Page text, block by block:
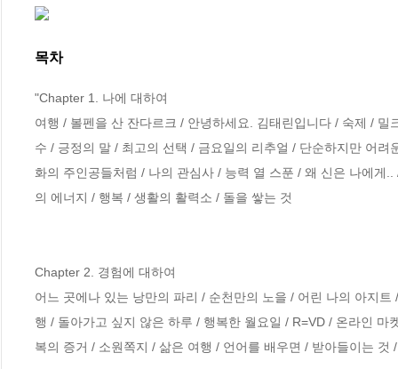
목차
"Chapter 1. 나에 대하여
여행 / 볼펜을 산 잔다르크 / 안녕하세요. 김태린입니다 / 숙제 /
수 / 긍정의 말 / 최고의 선택 / 금요일의 리추얼 / 단순하지만 어
화의 주인공들처럼 / 나의 관심사 / 능력 열 스푼 / 왜 신은 나에게
의 에너지 / 행복 / 생활의 활력소 / 돌을 쌓는 것
Chapter 2. 경험에 대하여
어느 곳에나 있는 낭만의 파리 / 순천만의 노을 / 어린 나의 아지
행 / 돌아가고 싶지 않은 하루 / 행복한 월요일 / R=VD / 온라인
복의 증거 / 소원쪽지 / 삶은 여행 / 언어를 배우면 / 받아들이는